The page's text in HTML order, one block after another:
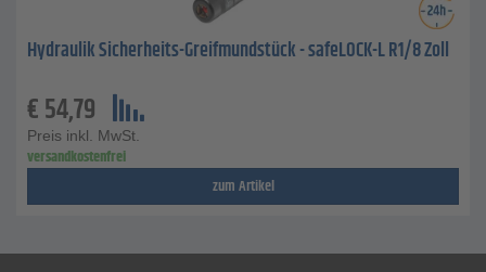
Hydraulik Sicherheits-Greifmundstück - safeLOCK-L R1/8 Zoll
€54,79
Preis inkl. MwSt.
versandkostenfrei
zum Artikel